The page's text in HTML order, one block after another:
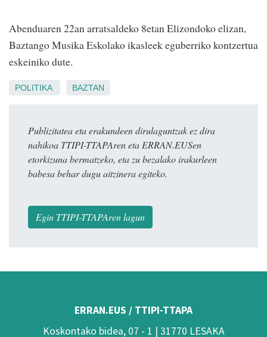
Abenduaren 22an arratsaldeko 8etan Elizondoko elizan,
Baztango Musika Eskolako ikasleek eguberriko kontzertua
eskeiniko dute.
POLITIKA BAZTAN
Publizitatea eta erakundeen dirulaguntzak ez dira
nahikoa TTIPI-TTAPAren eta ERRAN.EUSen
etorkizuna bermatzeko, eta zu bezalako irakurleen
babesa behar dugu aitzinera egiteko.
Egin TTIPI-TTAPAren lagun
ERRAN.EUS / TTIPI-TTAPA
Koskontako bidea, 07 - 1 | 31770 LESAKA